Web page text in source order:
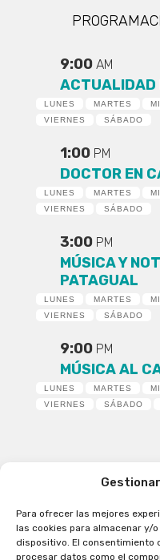
Para ofrecer las mejores
las cookies para almacenar y/
dispositivo. El consentimiento
procesar datos como el
9:00 AM
ACTUALIDAD
LUNES MARTES
VIERNES
SÁBADO
1:00 PM
DOCTOR EN
LUNES MARTES
VIERNES
SÁBADO
3:00 PM
MÚSICA Y
PATAGUAL
LUNES MARTES
VIERNES
SÁBADO
9:00 PM
MÚSICA AL
LUNES MARTES
VIERNES
SÁBADO
Patagual Radio Digital
reservados